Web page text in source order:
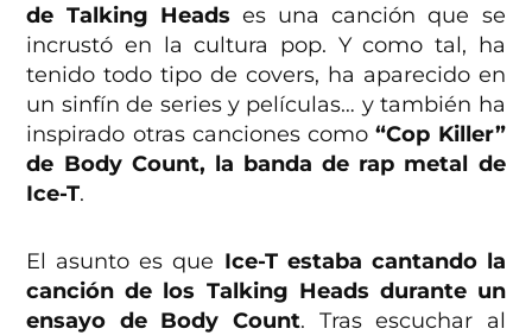
de Talking Heads es una canción que se
incrustó en la cultura pop. Y como tal, ha
tenido todo tipo de covers, ha aparecido en
un sinfín de series y películas… y también ha
inspirado otras canciones como“Cop Killer”
de Body Count, la banda de rap metal de
Ice-T.
El asunto es que Ice-T estaba cantando la
canción de los Talking Heads durante un
ensayo de Body Count. Tras escuchar al